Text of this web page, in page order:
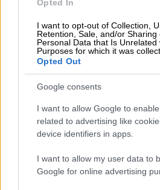
Opted In
I want to opt-out of Collection,
Retention, Sale, and/or Sharing
Personal Data that Is Unrelated
Purposes for which it was
Opted Out
Google consents
I want to allow Google to
related to advertising like
device identifiers in apps.
I want to allow my user data to
Google for online advertising
Food & Drink|18.02.2026 06:24
Θεσσαλονίκη στο Πιάτο
μεγάλη γιορτή της
κουζίνας συνεχίζεται
της πόλης
Από τις 13 έως τις 28
foodies και καλοφαγάδες